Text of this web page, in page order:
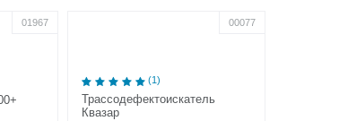
01967 00077
(1)
Трассодефектоискатель
Квазар